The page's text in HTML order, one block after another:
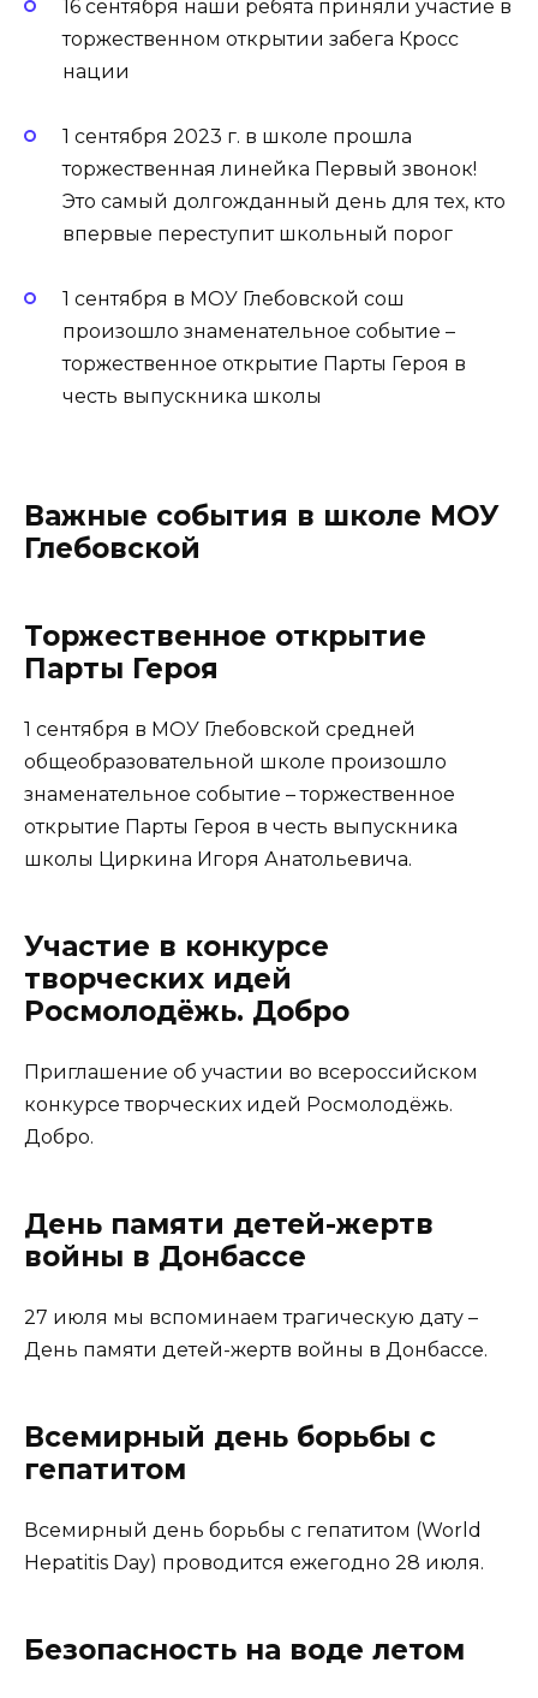
16 сентября наши ребята приняли участие в
торжественном открытии забега Кросс
нации
1 сентября 2023 г. в школе прошла
торжественная линейка Первый звонок!
Это самый долгожданный день для тех, кто
впервые переступит школьный порог
1 сентября в МОУ Глебовской сош
произошло знаменательное событие –
торжественное открытие Парты Героя в
честь выпускника школы
Важные события в школе МОУ
Глебовской
Торжественное открытие
Парты Героя
1 сентября в МОУ Глебовской средней
общеобразовательной школе произошло
знаменательное событие – торжественное
открытие Парты Героя в честь выпускника
школы Циркина Игоря Анатольевича.
Участие в конкурсе
творческих идей
Росмолодёжь. Добро
Приглашение об участии во всероссийском
конкурсе творческих идей Росмолодёжь.
Добро.
День памяти детей-жертв
войны в Донбассе
27 июля мы вспоминаем трагическую дату –
День памяти детей-жертв войны в Донбассе.
Всемирный день борьбы с
гепатитом
Всемирный день борьбы с гепатитом (World
Hepatitis Day) проводится ежегодно 28 июля.
Безопасность на воде летом